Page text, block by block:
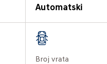
Automatski
Broj vrata